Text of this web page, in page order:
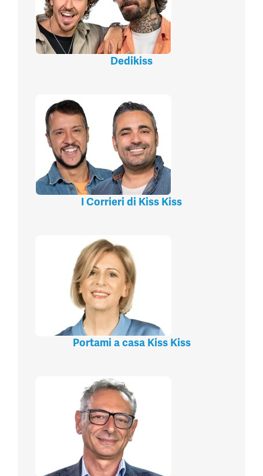
Dedikiss
I Corrieri di Kiss Kiss
Portami a casa Kiss Kiss